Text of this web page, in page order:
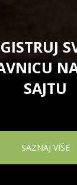
SAJTU
SAZNAJ VIŠE